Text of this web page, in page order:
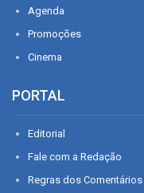
Agenda
Promoções
Cinema
PORTAL
Editorial
Fale com a Redação
Regras dos Comentários